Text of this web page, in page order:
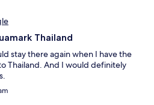
Thailand
stay there again when I have the
Thailand. And I would definitely